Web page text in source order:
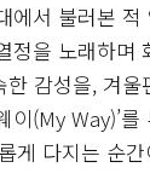
에서 불러본
정을 노래하
감성을, 겨
이(My Way)’
게 다지는 순간